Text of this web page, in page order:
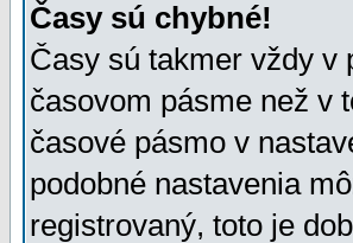
Časy sú chybné!
Časy sú takmer vždy v
časovom pásme než v
časové pásmo v
podobné nastavenia
registrovaný, toto je